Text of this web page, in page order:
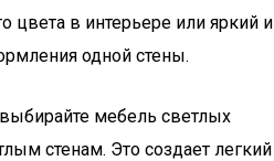
цвета в интерьере или яркий и
одной стены.
мебель светлых
стенам. Это создает легкий